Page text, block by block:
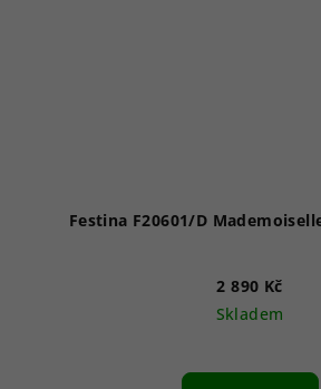
Festina F20601/D
2 890 Kč
Skladem